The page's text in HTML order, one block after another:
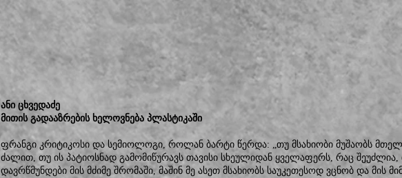
ანი ცხვედაძე
მითის გადააზრების ხელოვნება პლასტიკაში
ფრანგი კრიტიკოსი და სემიოლოგი, როლან ბარტი წერდა: „თუ მსახიობი მუშაობს
ძალით, თუ ის პატიოსნად გამომიწურავს თავისი სხეულიდან ყველაფერს, რაც შეუძლია,
დავრწმუნდები მის მძიმე შრომაში, მაშინ მე ასეთ მსახიობს საუკეთესოდ ვცნობ და მის